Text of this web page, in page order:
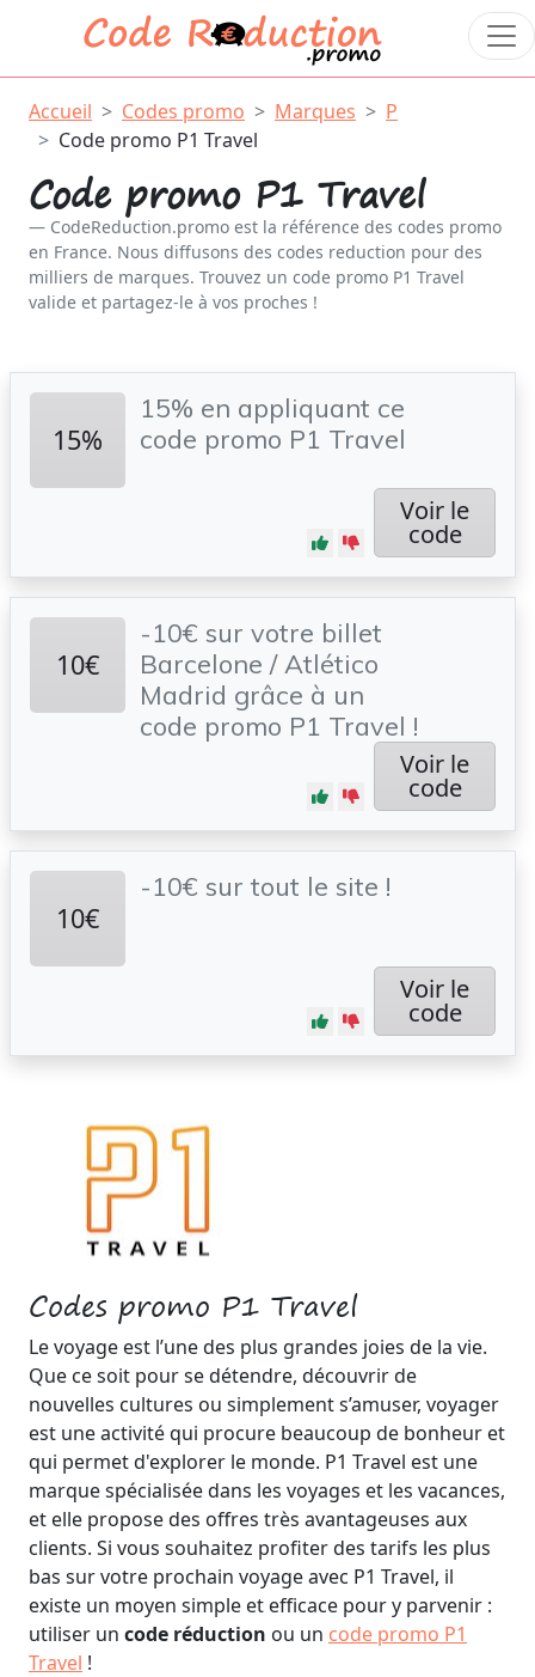
Accueil Codes promo Marques
P
Code promo P1 Travel
Code promo P1 Travel
CodeReduction.promo est la référence des codes promo
en France. Nous diffusons des codes reduction pour des
milliers de marques. Trouvez un code promo P1 Travel
valide et partagez-le à vos proches !
Codes promo P1 Travel
Le voyage est l’une des plus grandes joies de la vie.
Que ce soit pour se détendre, découvrir de
nouvelles cultures ou simplement s’amuser, voyager
est une activité qui procure beaucoup de bonheur et
qui permet d'explorer le monde. P1 Travel est une
marque spécialisée dans les voyages et les vacances,
et elle propose des offres très avantageuses aux
clients. Si vous souhaitez profiter des tarifs les plus
bas sur votre prochain voyage avec P1 Travel, il
existe un moyen simple et efficace pour y parvenir :
utiliser un code réduction ou un code promo P1
Travel !
15%
15% en appliquant ce
code promo P1 Travel
Voir le
code
10€
-10€ sur votre billet
Barcelone / Atlético
Madrid grâce à un
code promo P1 Travel !
Voir le
code
10€
-10€ sur tout le site !
Voir le
code